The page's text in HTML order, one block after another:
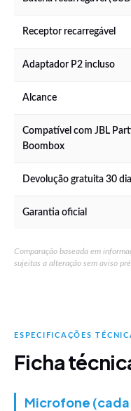
Receptor recarregável
Adaptador P2 incluso
Alcance
Compatível com JBL
Boombox
Devolução gratuita 30
Garantia oficial
Comparação baseada em
sujeitas a alteração sem aviso
ESPECIFICAÇÕES
Ficha
Microfone